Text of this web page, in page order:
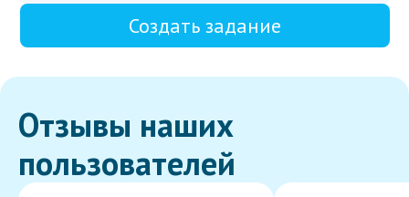
Создать задание
Отзывы наших
пользователей